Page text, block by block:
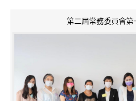
第二屆常務委員會第